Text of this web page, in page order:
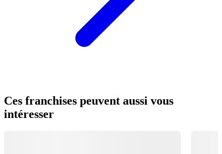
Ces franchises peuvent aussi vous
intéresser